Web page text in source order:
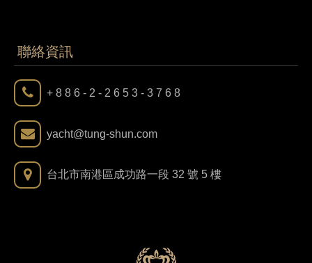
聯絡資訊
+ 8 8 6 - 2 - 2 6 5 3 - 3 7 6 8
yacht@tung-shun.com
台北市南港區成功路一段 32 號 5 樓